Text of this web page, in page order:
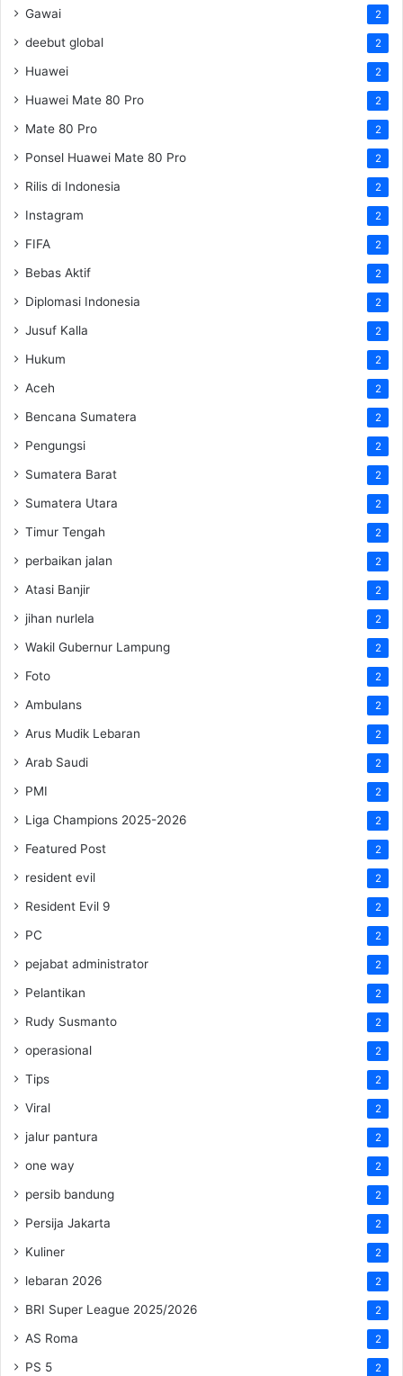
Gawai 2
deebut global 2
Huawei 2
Huawei Mate 80 Pro 2
Mate 80 Pro 2
Ponsel Huawei Mate 80 Pro 2
Rilis di Indonesia 2
Instagram 2
FIFA 2
Bebas Aktif 2
Diplomasi Indonesia 2
Jusuf Kalla 2
Hukum 2
Aceh 2
Bencana Sumatera 2
Pengungsi 2
Sumatera Barat 2
Sumatera Utara 2
Timur Tengah 2
perbaikan jalan 2
Atasi Banjir 2
jihan nurlela 2
Wakil Gubernur Lampung 2
Foto 2
Ambulans 2
Arus Mudik Lebaran 2
Arab Saudi 2
PMI 2
Liga Champions 2025-2026 2
Featured Post 2
resident evil 2
Resident Evil 9 2
PC 2
pejabat administrator 2
Pelantikan 2
Rudy Susmanto 2
operasional 2
Tips 2
Viral 2
jalur pantura 2
one way 2
persib bandung 2
Persija Jakarta 2
Kuliner 2
lebaran 2026 2
BRI Super League 2025/2026 2
AS Roma 2
PS 5 2